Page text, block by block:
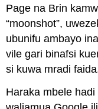
Page na Brin
“moonshot”,
ubunifu ambayo
vile gari binafsi
si kuwa mradi
Haraka mbele